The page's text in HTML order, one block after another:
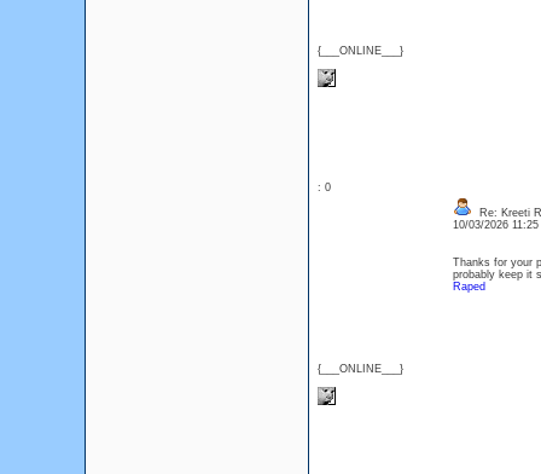
{___ONLINE___}
: 0
{___ONLINE___}
Re: Kreeti
10/03/2026
Thanks for your
probably keep it
Raped